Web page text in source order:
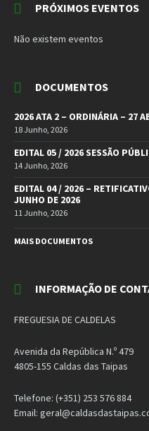
PRÓXIMOS EVENTOS
Não existem eventos
DOCUMENTOS
2026 ATA 2 – ORDINÁRIA – 27
18 Junho, 2026
EDITAL 05 / 2026 SESSÃO
14 Junho, 2026
EDITAL 04 / 2026 –
JUNHO DE 2026
11 Junho, 2026
MAIS DOCUMENTOS
INFORMAÇÃO DE
FREGUESIA DE CALDELAS
Avenida da República N.º 479
4805-155 Caldas das Taipas
Telefone: (+351) 253 576 884
Email: